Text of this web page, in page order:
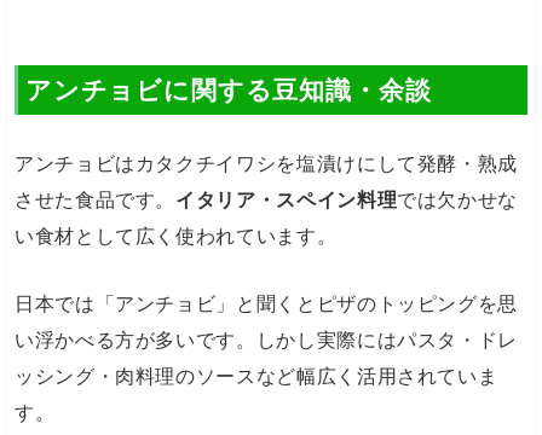
アンチョビに関する豆知識・余談
アンチョビはカタクチイワシを塩漬けにして発酵・熟成
させた食品です。 イタリア・スペイン料理では欠かせな
い食材として広く使われています。
日本では「アンチョビ」と聞くとピザのトッピングを思
い浮かべる方が多いです。しかし実際にはパスタ・ドレ
ッシング・肉料理のソースなど幅広く活用されていま
す。